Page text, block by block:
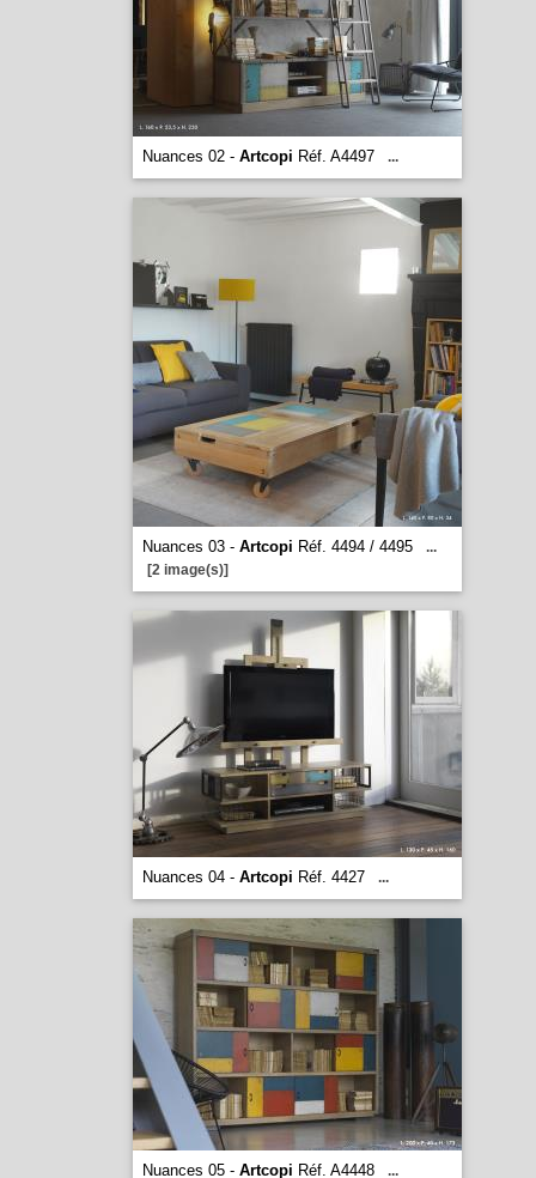
Nuances 02 - Artcopi Réf. A4497 ...
Nuances 03 - Artcopi Réf. 4494 / 4495
...
[2 image(s)]
Nuances 04 - Artcopi Réf. 4427 ...
Nuances 05 - Artcopi Réf. A4448 ...